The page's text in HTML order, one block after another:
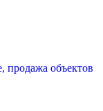
продажа объектов